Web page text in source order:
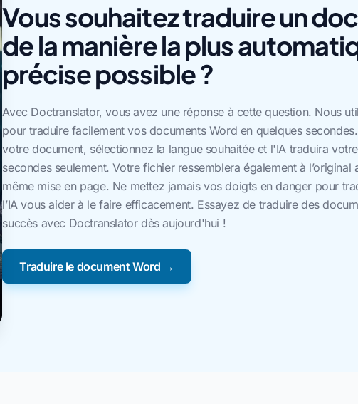
Vous souhaitez traduire un
de la manière la plus
précise possible ?
Avec Doctranslator, vous avez une réponse à cette question. Nous
pour traduire facilement vos documents Word en quelques
votre document, sélectionnez la langue souhaitée et l'IA traduira
secondes seulement. Votre fichier ressemblera également à
même mise en page. Ne mettez jamais vos doigts en danger pour
l’IA vous aider à le faire efficacement. Essayez de traduire des
succès avec Doctranslator dès aujourd'hui !
Traduire le document Word →